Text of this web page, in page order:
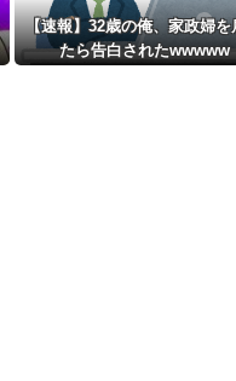
【速報】32歳の俺、家政婦を
たら告白されたwwwww